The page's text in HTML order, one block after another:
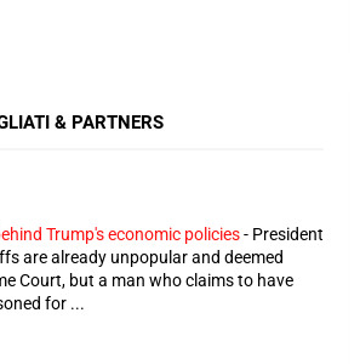
& PARTNERS
Trump's economic policies- President
are already unpopular and deemed
Court, but a man who claims to have
for ...